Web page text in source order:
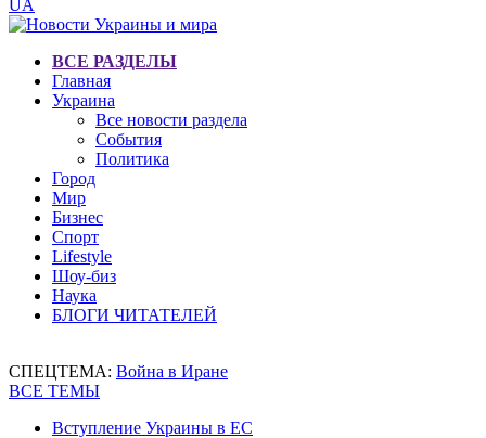
UA
ВСЕ РАЗДЕЛЫ
Главная
Украина
Все новости раздела
События
Политика
Город
Мир
Бизнес
Спорт
Lifestyle
Шоу-биз
Наука
БЛОГИ ЧИТАТЕЛЕЙ
СПЕЦТЕМА: Война в Иране
ВСЕ ТЕМЫ
Вступление Украины в ЕС